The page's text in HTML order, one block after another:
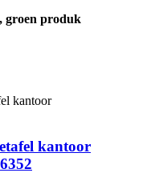
groen produk
kantoor